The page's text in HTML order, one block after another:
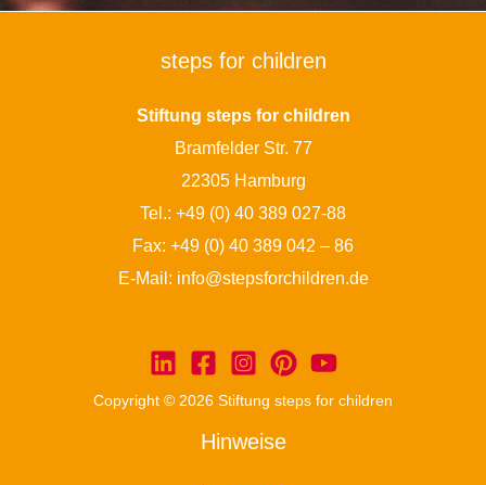
steps for children
Stiftung steps for children
Bramfelder Str. 77
22305 Hamburg
Tel.: +49 (0) 40 389 027-88
Fax: +49 (0) 40 389 042 – 86
E-Mail: info@stepsforchildren.de
Copyright © 2026 Stiftung steps for children
Hinweise